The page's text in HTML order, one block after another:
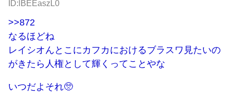
ID:lBEEaszL0
>>872
なるほどね
レイシオんとこにカフカにおけるブラスワ見たいの
がきたら人権として輝くってことやな
いつだよそれ🥺